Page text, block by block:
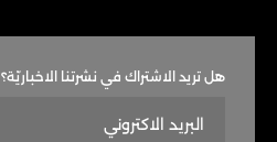
هل تريد الاشتراك في نشرتنا الاخباريّة؟